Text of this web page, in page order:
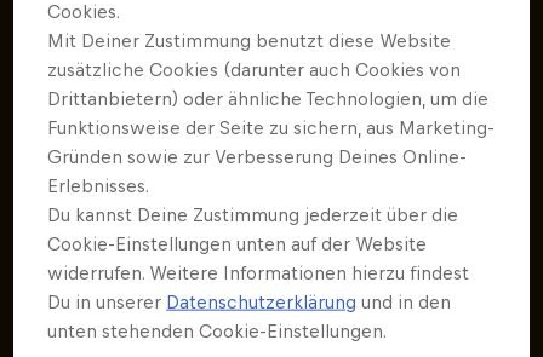
Best of Red Bull Hardline
Cookies.
Mit Deiner Zustimmung benutzt diese Website
zusätzliche Cookies (darunter auch Cookies von
Drittanbietern) oder ähnliche Technologien, um die
Funktionsweise der Seite zu sichern, aus Marketing-
Gründen sowie zur Verbesserung Deines Online-
Erlebnisses.
Du kannst Deine Zustimmung jederzeit über die
Cookie-Einstellungen unten auf der Website
widerrufen. Weitere Informationen hierzu findest
Du in unserer Datenschutzerklärung und in den
unten stehenden Cookie-Einstellungen.